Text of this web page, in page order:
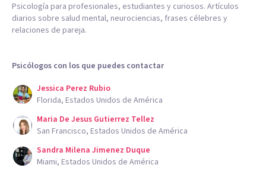
Psicología para profesionales, estudiantes y curiosos. Artículos
diarios sobre salud mental, neurociencias, frases célebres y
relaciones de pareja.
Psicólogos con los que puedes contactar
Jessica Perez Rubio
Florida, Estados Unidos de América
Maria De Jesus Gutierrez Tellez
San Francisco, Estados Unidos de América
Sandra Milena Jimenez Duque
Miami, Estados Unidos de América